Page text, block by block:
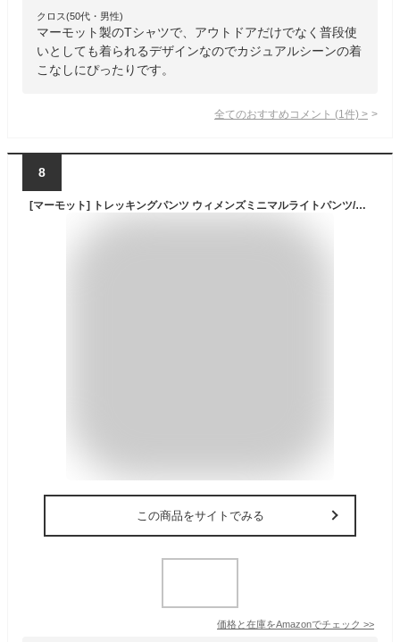
クロス(50代・男性)
マーモット製のTシャツで、アウトドアだけでなく普段使
いとしても着られるデザインなのでカジュアルシーンの着
こなしにぴったりです。
全てのおすすめコメント (1 件) >
8
[マーモット] トレッキングパンツ ウィメンズミニマルライトパンツ/W’s Minimal Light Pants ブラック
この商品をサイトでみる
価格と在庫をAmazonでチェック >>